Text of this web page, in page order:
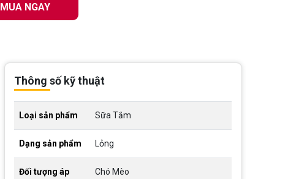
MUA NGAY
Thông số kỹ thuật
Loại sản phẩm Sữa Tắm
Dạng sản phẩm Lỏng
Đối tượng áp
Chó Mèo